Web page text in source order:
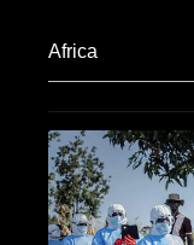
Africa​